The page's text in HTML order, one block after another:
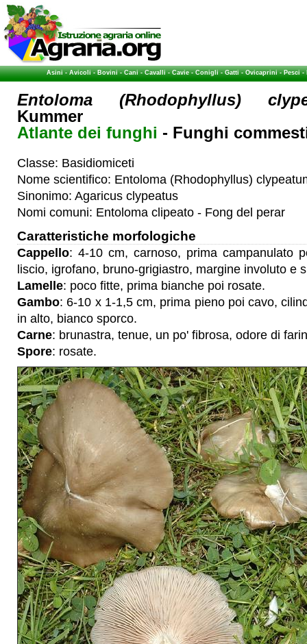
Asini-Avicoli-Bovini-Cani-Cavalli-Cavie-Conigli-Gatti-Ovicaprini-Pesci-
Entoloma (Rhodophyllus)
Kummer
Atlante dei funghi - Funghi
Classe: Basidiomiceti
Nome scientifico: Entoloma (Rhodophyllus)
Sinonimo: Agaricus clypeatus
Nomi comuni: Entoloma clipeato - Fong del perar
Caratteristiche morfologiche
Cappello: 4-10 cm, carnoso, prima campanulato
liscio, igrofano, bruno-grigiastro, margine involuto e
Lamelle: poco fitte, prima bianche poi rosate.
Gambo: 6-10 x 1-1,5 cm, prima pieno poi cavo,
in alto, bianco sporco.
Carne: brunastra, tenue, un po' fibrosa, odore di
Spore: rosate.